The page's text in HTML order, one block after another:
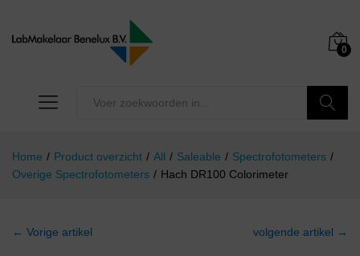
0
Home / Product overzicht / All / Saleable / Spectrofotometers /
Overige Spectrofotometers / Hach DR100 Colorimeter
← Vorige artikel volgende artikel →